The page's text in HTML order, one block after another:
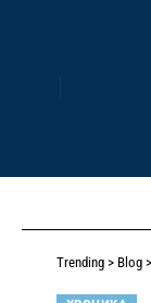
Trending > Blog >